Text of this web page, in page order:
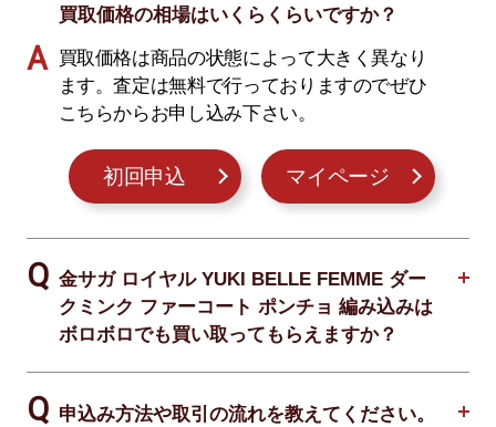
買取価格の相場はいくらくらいですか？
買取価格は商品の状態によって大きく異なり
ます。査定は無料で行っておりますのでぜひ
こちらからお申し込み下さい。
初回申込 マイページ
金サガ ロイヤル YUKI BELLE FEMME ダー
クミンク ファーコート ポンチョ 編み込みは
ボロボロでも買い取ってもらえますか？
申込み方法や取引の流れを教えてください。